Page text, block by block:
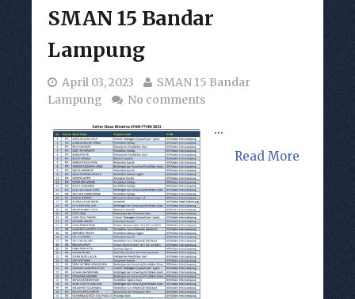
SMAN 15 Bandar
Lampung
April 03, 2023
SMAN 15 Bandar
Lampung
No comments
...
Read More